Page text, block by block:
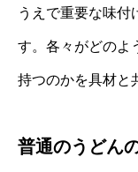
うえで重要な味付
す。各々がどのよ
持つのかを具材と
普通のうどん